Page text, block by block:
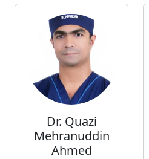
Dr. Quazi
Mehranuddin
Ahmed